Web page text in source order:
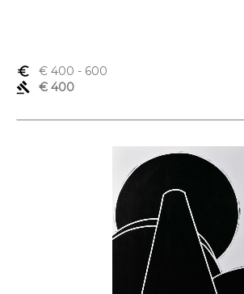
euro_symbol € 400 - 600
gavel
€ 400